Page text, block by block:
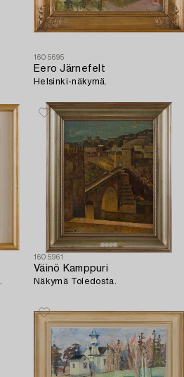
1605695
Eero Järnefelt
Helsinki-näkymä.
1605961
Väinö Kamppuri
Näkymä Toledosta.